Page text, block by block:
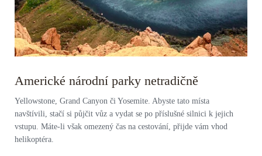
Americké národní parky netradičně
Yellowstone, Grand Canyon či Yosemite. Abyste tato místa
navštívili, stačí si půjčit vůz a vydat se po příslušné silnici k jejich
vstupu. Máte-li však omezený čas na cestování, přijde vám vhod
helikoptéra.